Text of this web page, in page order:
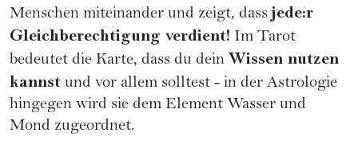
Menschen miteinander und zeigt, dassjede:r
Gleichberechtigung verdient! Im Tarot
bedeutet die Karte, dass du dein Wissen nutzen
kannst und vor allem solltest - in der Astrologie
hingegen wird sie dem Element Wasser und
Mond zugeordnet.